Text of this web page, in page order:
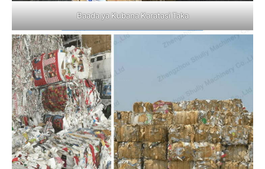
Baada ya Kubana Karatasi Taka